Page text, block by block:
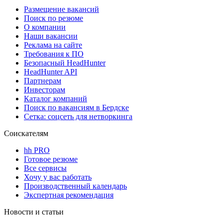
Размещение вакансий
Поиск по резюме
О компании
Наши вакансии
Реклама на сайте
Требования к ПО
Безопасный HeadHunter
HeadHunter API
Партнерам
Инвесторам
Каталог компаний
Поиск по вакансиям в Бердске
Сетка: соцсеть для нетворкинга
Соискателям
hh PRO
Готовое резюме
Все сервисы
Хочу у вас работать
Производственный календарь
Экспертная рекомендация
Новости и статьи